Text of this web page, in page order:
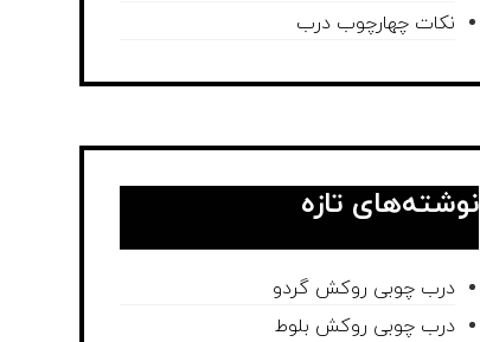
نکات چهارچوب درب
نوشته‌های تازه
درب چوبی روکش گردو
درب چوبی روکش بلوط